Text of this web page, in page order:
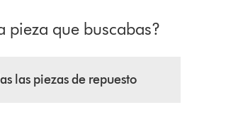
pieza que buscabas?
las piezas de repuesto